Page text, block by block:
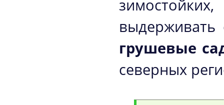
грушевые
северных